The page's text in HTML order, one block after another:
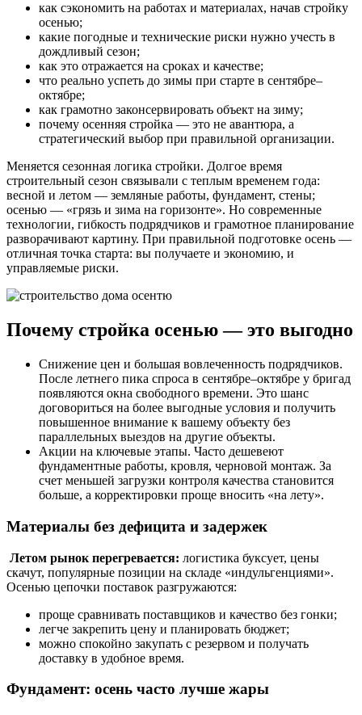
как сэкономить на работах и материалах, начав стройку
осенью;
какие погодные и технические риски нужно учесть в
дождливый сезон;
как это отражается на сроках и качестве;
что реально успеть до зимы при старте в сентябре–
октябре;
как грамотно законсервировать объект на зиму;
почему осенняя стройка — это не авантюра, а
стратегический выбор при правильной организации.
Меняется сезонная логика стройки. Долгое время
строительный сезон связывали с теплым временем года:
весной и летом — земляные работы, фундамент, стены;
осенью — «грязь и зима на горизонте». Но современные
технологии, гибкость подрядчиков и грамотное планирование
разворачивают картину. При правильной подготовке осень —
отличная точка старта: вы получаете и экономию, и
управляемые риски.
Почему стройка осенью — это выгодно
Снижение цен и большая вовлеченность подрядчиков.
После летнего пика спроса в сентябре–октябре у бригад
появляются окна свободного времени. Это шанс
договориться на более выгодные условия и получить
повышенное внимание к вашему объекту без
параллельных выездов на другие объекты.
Акции на ключевые этапы. Часто дешевеют
фундаментные работы, кровля, черновой монтаж. За
счет меньшей загрузки контроля качества становится
больше, а корректировки проще вносить «на лету».
Материалы без дефицита и задержек
Летом рынок перегревается: логистика буксует, цены
скачут, популярные позиции на складе «индульгенциями».
Осенью цепочки поставок разгружаются:
проще сравнивать поставщиков и качество без гонки;
легче закрепить цену и планировать бюджет;
можно спокойно закупать с резервом и получать
доставку в удобное время.
Фундамент: осень часто лучше жары